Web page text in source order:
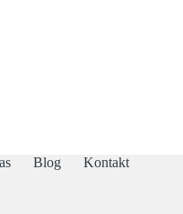
Blog Kontakt